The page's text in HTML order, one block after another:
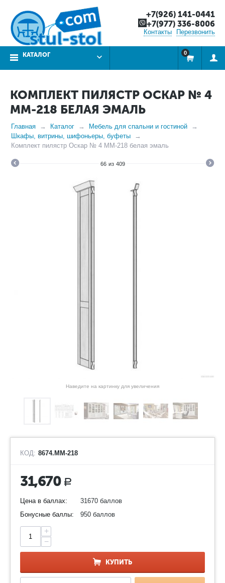
+7(926) 141-0441
+7(977) 336-8006
Контакты Перезвонить
КАТАЛОГ 0
КОМПЛЕКТ ПИЛЯСТР ОСКАР № 4
ММ-218 БЕЛАЯ ЭМАЛЬ
Главная Каталог
Мебель для спальни и гостиной
Шкафы, витрины, шифоньеры, буфеты
Комплект пилястр Оскар № 4 ММ-218 белая эмаль
66 из 409
Наведите на картинку для увеличения
КОД: 8674.ММ-218
31,670 Р
Цена в баллах:
31670 баллов
Бонусные баллы:
950 баллов
+
−
КУПИТЬ